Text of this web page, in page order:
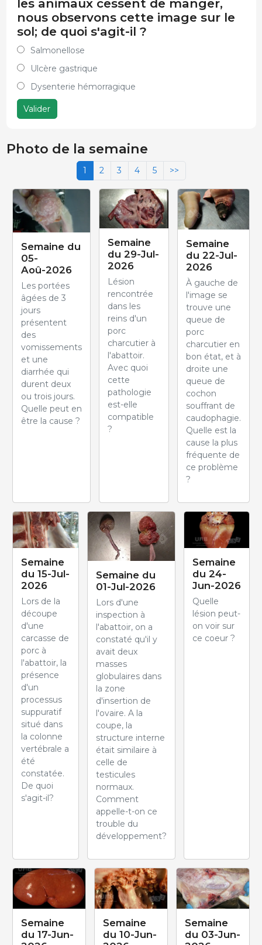
les animaux cessent de manger,
nous observons cette image sur le
sol; de quoi s'agit-il ?
Salmonellose
Ulcère gastrique
Dysenterie hémorragique
Valider
Photo de la semaine
1 2 3 4 5 >>
Semaine du
05-
Aoû-2026
Les portées
âgées de 3
jours
présentent
des
vomissements
et une
diarrhée qui
durent deux
ou trois jours.
Quelle peut en
être la cause ?
Semaine
du 29-Jul-
2026
Lésion
rencontrée
dans les
reins d'un
porc
charcutier à
l'abattoir.
Avec quoi
cette
pathologie
est-elle
compatible
?
Semaine
du 22-Jul-
2026
À gauche de
l'image se
trouve une
queue de
porc
charcutier en
bon état, et à
droite une
queue de
cochon
souffrant de
caudophagie.
Quelle est la
cause la plus
fréquente de
ce problème
?
Semaine
du 15-Jul-
2026
Lors de la
découpe
d'une
carcasse de
porc à
l'abattoir, la
présence
d'un
processus
suppuratif
situé dans
la colonne
vertébrale a
été
constatée.
De quoi
s'agit-il?
Semaine du
01-Jul-2026
Lors d'une
inspection à
l'abattoir, on a
constaté qu'il y
avait deux
masses
globulaires dans
la zone
d'insertion de
l'ovaire. A la
coupe, la
structure interne
était similaire à
celle de
testicules
normaux.
Comment
appelle-t-on ce
trouble du
développement?
Semaine
du 24-
Jun-2026
Quelle
lésion peut-
on voir sur
ce coeur ?
Semaine
du 17-Jun-
Semaine
du 10-Jun-
Semaine
du 03-Jun-